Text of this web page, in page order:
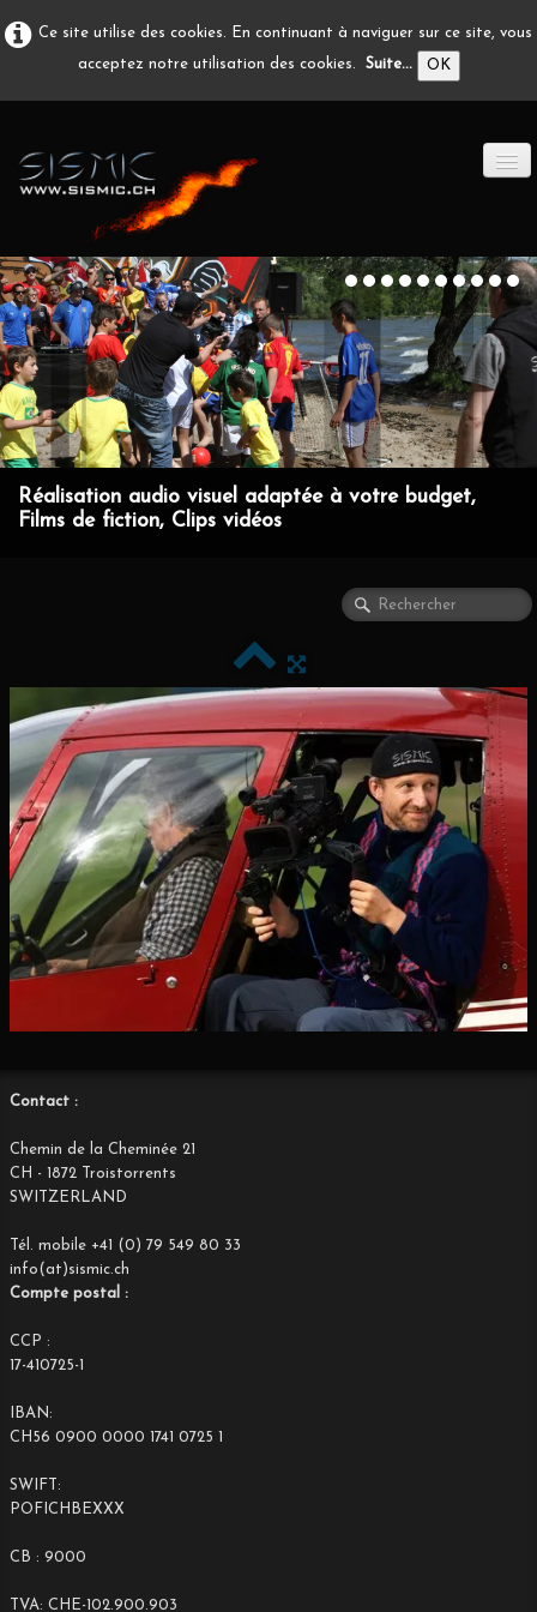
Ce site utilise des cookies. En continuant à naviguer sur ce site, vous
acceptez notre utilisation des cookies. Suite... OK
ACCUEIL
PRODUCTION A/V
DÉVELOPPEMENT
EN IMAGE
CONTACT
Réalisation audio visuel adaptée à votre budget,
Films de fiction, Clips vidéos
Contact :
Chemin de la Cheminée 21
CH - 1872 Troistorrents
SWITZERLAND
Tél. mobile +41 (0) 79 549 80 33
info(at)sismic.ch
Compte postal :
CCP :
17-410725-1
IBAN:
CH56 0900 0000 1741 0725 1
SWIFT:
POFICHBEXXX
CB : 9000
TVA: CHE-102.900.903